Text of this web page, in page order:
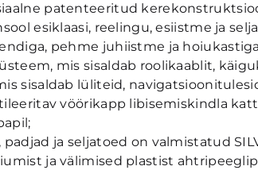
patenteeritud
esiklaasi, reelingu, esiistme ja
pehme juhiistme ja
mis sisaldab roolikaablit,
sisaldab lüliteid,
vöörikapp libisemiskindla
ja seljatoed on valmistatud
ja välimised plastist